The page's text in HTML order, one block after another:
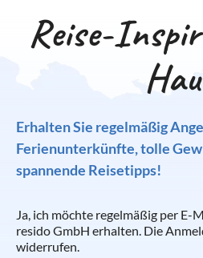
Reise-
Erhalten Sie regelmäßig
Ferienunterkünfte, tolle
spannende Reisetipps!
Ja, ich möchte regelmäßig per E-
resido GmbH erhalten. Die
widerrufen.